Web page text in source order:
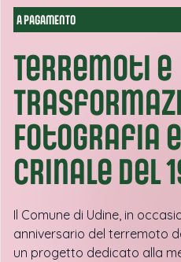
A PAGAMENTO
Terremoti e
Fotografia
crinale del
Il Comune di Udine, in
anniversario del terremoto
un progetto dedicato alla